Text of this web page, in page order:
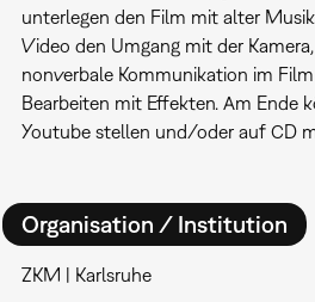
unterlegen den Film mit alter
Video den Umgang mit der
nonverbale Kommunikation im
Bearbeiten mit Effekten. Am Ende
Youtube stellen und/oder auf CD
Organisation / Institution
ZKM | Karlsruhe